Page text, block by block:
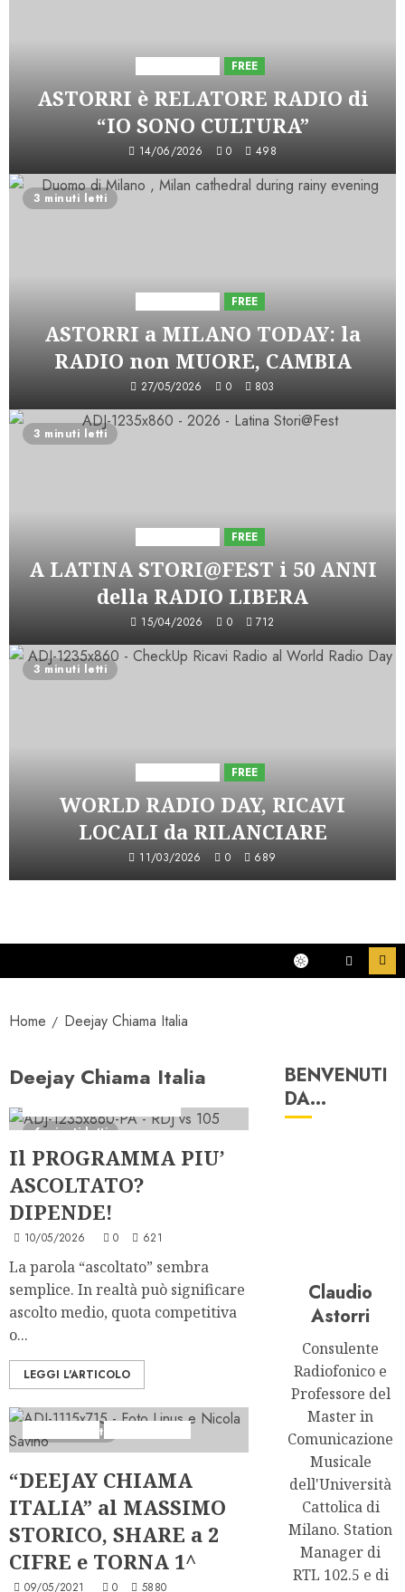
FREE
ASTORRI è RELATORE RADIO di
“IO SONO CULTURA”
14/06/2026 0 498
3 minuti letti
FREE
ASTORRI a MILANO TODAY: la
RADIO non MUORE, CAMBIA
27/05/2026 0 803
3 minuti letti
FREE
A LATINA STORI@FEST i 50 ANNI
della RADIO LIBERA
15/04/2026 0 712
3 minuti letti
FREE
WORLD RADIO DAY, RICAVI
LOCALI da RILANCIARE
11/03/2026 0 689
Home Deejay Chiama Italia
Deejay Chiama Italia
6 minuti letti
Ascolti Radio
PRO
Il PROGRAMMA PIU’
ASCOLTATO?
DIPENDE!
10/05/2026 0 621
La parola “ascoltato” sembra
semplice. In realtà può significare
ascolto medio, quota competitiva
o...
LEGGI L'ARTICOLO
2 minuti letti
“DEEJAY CHIAMA
ITALIA” al MASSIMO
STORICO, SHARE a 2
CIFRE e TORNA 1^
09/05/2021 0 5880
BENVENUTI
DA…
Claudio
Astorri
Consulente
Radiofonico e
Professore del
Master in
Comunicazione
Musicale
dell'Università
Cattolica di
Milano. Station
Manager di
RTL 102.5 e di